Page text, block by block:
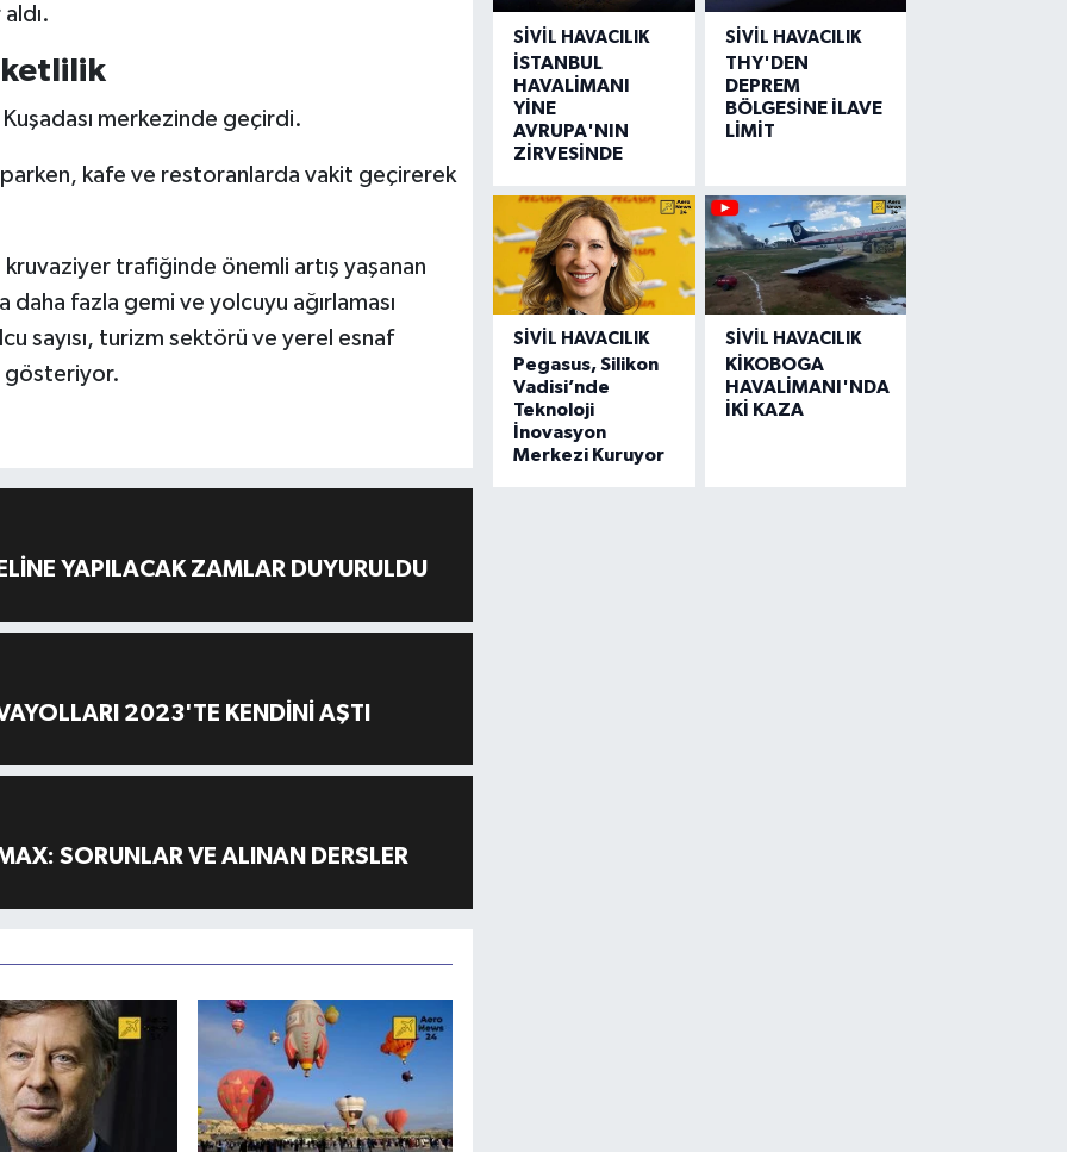
merkezinde geçirdi.
kafe ve restoranlarda vakit geçirerek
trafiğinde önemli artış yaşanan
daha fazla gemi ve yolcuyu ağırlaması
sayısı, turizm sektörü ve yerel esnaf
gösteriyor.
YAPILACAK ZAMLAR DUYURULDU
2023'TE KENDİNİ AŞTI
SORUNLAR VE ALINAN DERSLER
SIVIL HAVACILIK
İSTANBUL
HAVALİMANI
YİNE
AVRUPA'NIN
ZİRVESİNDE
SIVIL HAVACILIK
THY'DEN
DEPREM
BÖLGESİNE İLAVE
LİMİT
SIVIL HAVACILIK
Pegasus, Silikon
Vadisi’nde
Teknoloji
İnovasyon
Merkezi Kuruyor
SIVIL HAVACILIK
KİKOBOGA
HAVALİMANI'NDA
İKİ KAZA